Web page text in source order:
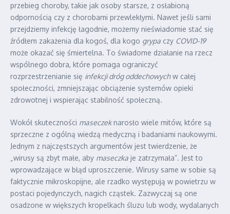
przebieg choroby, takie jak osoby starsze, z osłabioną
odpornością czy z chorobami przewlekłymi. Nawet jeśli sami
przejdziemy infekcję łagodnie, możemy nieświadomie stać się
źródłem zakażenia dla kogoś, dla kogo grypa czy COVID-19
może okazać się śmiertelna. To świadome działanie na rzecz
wspólnego dobra, które pomaga ograniczyć
rozprzestrzenianie się infekcji dróg oddechowychw całej
społeczności, zmniejszając obciążenie systemów opieki
zdrowotnej i wspierając stabilność społeczną.
Wokół skuteczności maseczeknarosło wiele mitów, które są
sprzeczne z ogólną wiedzą medyczną i badaniami naukowymi.
Jednym z najczęstszych argumentów jest twierdzenie, że
„wirusy są zbyt małe, aby maseczka je zatrzymała”. Jest to
wprowadzające w błąd uproszczenie. Wirusy same w sobie są
faktycznie mikroskopijne, ale rzadko występują w powietrzu w
postaci pojedynczych, nagich cząstek. Zazwyczaj są one
osadzone w większych kropelkach śluzu lub wody, wydalanych